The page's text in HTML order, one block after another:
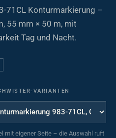
71CL Konturmarkierung –
55 mm × 50 m, mit
Tag und Nacht.
VARIANTEN
mit eigener Seite – die Auswahl ruft